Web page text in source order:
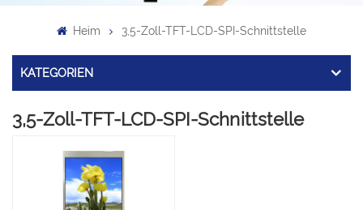
Heim 3,5-Zoll-TFT-LCD-SPI-Schnittstelle
KATEGORIEN
3,5-Zoll-TFT-LCD-SPI-Schnittstelle